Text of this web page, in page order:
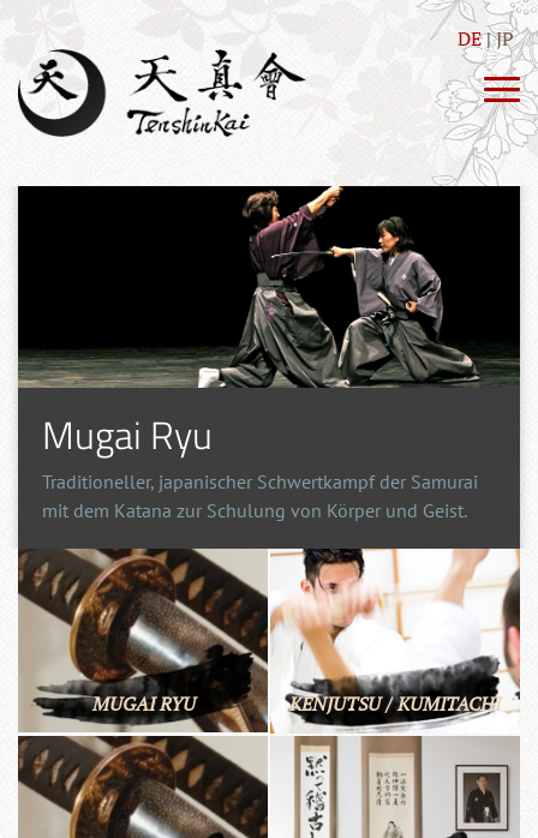
DE JP
Mugai Ryu
Traditioneller, japanischer Schwertkampf der Samurai
mit dem Katana zur Schulung von Körper und Geist.
MUGAI RYU KENJUTSU / KUMITACHI